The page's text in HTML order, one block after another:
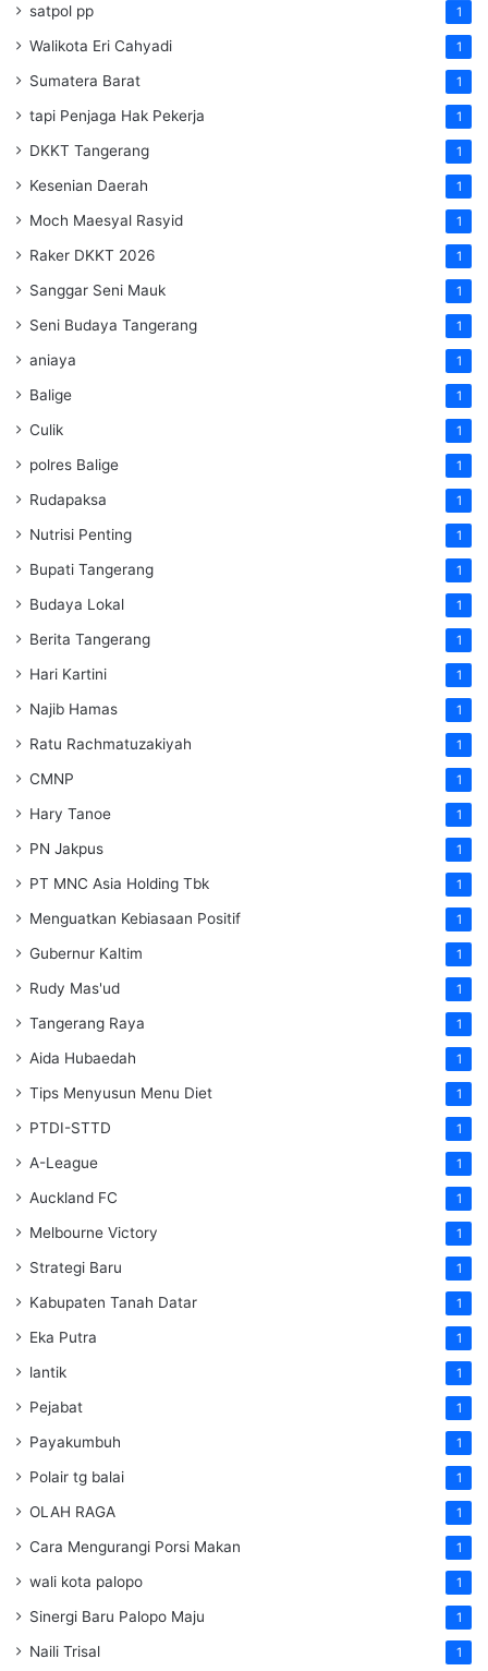
satpol pp 1
Walikota Eri Cahyadi 1
Sumatera Barat 1
tapi Penjaga Hak Pekerja 1
DKKT Tangerang 1
Kesenian Daerah 1
Moch Maesyal Rasyid 1
Raker DKKT 2026 1
Sanggar Seni Mauk 1
Seni Budaya Tangerang 1
aniaya 1
Balige 1
Culik 1
polres Balige 1
Rudapaksa 1
Nutrisi Penting 1
Bupati Tangerang 1
Budaya Lokal 1
Berita Tangerang 1
Hari Kartini 1
Najib Hamas 1
Ratu Rachmatuzakiyah 1
CMNP 1
Hary Tanoe 1
PN Jakpus 1
PT MNC Asia Holding Tbk 1
Menguatkan Kebiasaan Positif 1
Gubernur Kaltim 1
Rudy Mas'ud 1
Tangerang Raya 1
Aida Hubaedah 1
Tips Menyusun Menu Diet 1
PTDI-STTD 1
A-League 1
Auckland FC 1
Melbourne Victory 1
Strategi Baru 1
Kabupaten Tanah Datar 1
Eka Putra 1
lantik 1
Pejabat 1
Payakumbuh 1
Polair tg balai 1
OLAH RAGA 1
Cara Mengurangi Porsi Makan 1
wali kota palopo 1
Sinergi Baru Palopo Maju 1
Naili Trisal 1